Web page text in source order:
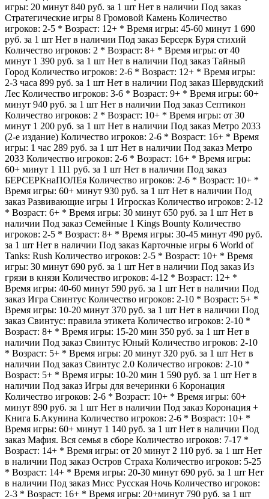
игры: 20 минут 840 руб. за 1 шт Нет в наличии Под заказ
Стратегические игры 8 Громовой Камень Количество
игроков: 2-5 * Возраст: 12+ * Время игры: 45-60 минут 1 690
руб. за 1 шт Нет в наличии Под заказ Берсерк Буря стихий
Количество игроков: 2 * Возраст: 8+ * Время игры: от 40
минут 1 390 руб. за 1 шт Нет в наличии Под заказ Тайный
Город Количество игроков: 2-6 * Возраст: 12+ * Время игры:
2-3 часа 899 руб. за 1 шт Нет в наличии Под заказ Шервудский
Лес Количество игроков: 3-6 * Возраст: 9+ * Время игры: 60+
минут 940 руб. за 1 шт Нет в наличии Под заказ Септикон
Количество игроков: 2 * Возраст: 10+ * Время игры: от 30
минут 1 200 руб. за 1 шт Нет в наличии Под заказ Метро 2033
(2-е издание) Количество игроков: 2-6 * Возраст: 16+ * Время
игры: 1 час 289 руб. за 1 шт Нет в наличии Под заказ Метро
2033 Количество игроков: 2-6 * Возраст: 16+ * Время игры:
60+ минут 1 111 руб. за 1 шт Нет в наличии Под заказ
БЕРСЕРКнаПОЛЕя Количество игроков: 2-6 * Возраст: 10+ *
Время игры: 60+ минут 930 руб. за 1 шт Нет в наличии Под
заказ Развивающие игры 1 Игросказ Количество игроков: 2-12
* Возраст: 6+ * Время игры: 30 минут 650 руб. за 1 шт Нет в
наличии Под заказ Семейные 1 Kings Bounty Количество
игроков: 2-5 * Возраст: 8+ * Время игры: 30-45 минут 490 руб.
за 1 шт Нет в наличии Под заказ Карточные игры 6 World of
Tanks: Rush Количество игроков: 2-5 * Возраст: 10+ * Время
игры: 30 минут 690 руб. за 1 шт Нет в наличии Под заказ Из
грязи в князи Количество игроков: 4-12 * Возраст: 12+ *
Время игры: 40-60 минут 590 руб. за 1 шт Нет в наличии Под
заказ Игра Свинтус Количество игроков: 2-10 * Возраст: 5+ *
Время игры: 10-20 минут 370 руб. за 1 шт Нет в наличии Под
заказ Свинтус: правила этикета Количество игроков: 2-10 *
Возраст: 8+ * Время игры: 15-20 мин 350 руб. за 1 шт Нет в
наличии Под заказ Свинтус Юный Количество игроков: 2-10
* Возраст: 5+ * Время игры: 20 минут 320 руб. за 1 шт Нет в
наличии Под заказ Свинтус 2.0 Количество игроков: 2-10 *
Возраст: 5+ * Время игры: 10-20 мин 1 590 руб. за 1 шт Нет в
наличии Под заказ Игры для вечеринки 6 Коронация
Количество игроков: 2-6 * Возраст: 10+ * Время игры: 60+
минут 890 руб. за 1 шт Нет в наличии Под заказ Коронация +
Книга Б.Акунина Количество игроков: 2-6 * Возраст: 10+ *
Время игры: 60+ минут 1 140 руб. за 1 шт Нет в наличии Под
заказ Мафия. Вся семья в сборе Количество игроков: 7-17 *
Возраст: 14+ * Время игры: от 20 минут 2 110 руб. за 1 шт Нет
в наличии Под заказ Остров Страха Количество игроков: 5-25
* Возраст: 14+ * Время игры: 20-30 минут 690 руб. за 1 шт Нет
в наличии Под заказ Мисс Русская Ночь Количество игроков:
2-3 * Возраст: 16+ * Время игры: 20+минут 790 руб. за 1 шт